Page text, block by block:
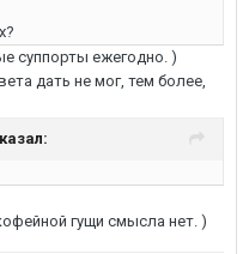
суппорты ежегодно. )
дать не мог, тем более,
гущи смысла нет. )